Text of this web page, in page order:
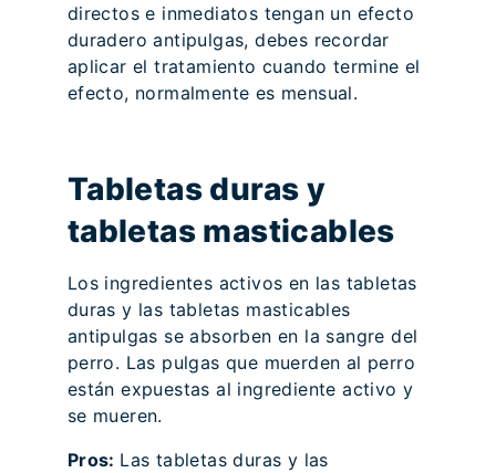
directos e inmediatos tengan un efecto
duradero antipulgas, debes recordar
aplicar el tratamiento cuando termine el
efecto, normalmente es mensual.
Tabletas duras y
tabletas masticables
Los ingredientes activos en las tabletas
duras y las tabletas masticables
antipulgas se absorben en la sangre del
perro. Las pulgas que muerden al perro
están expuestas al ingrediente activo y
se mueren.
Pros: Las tabletas duras y las